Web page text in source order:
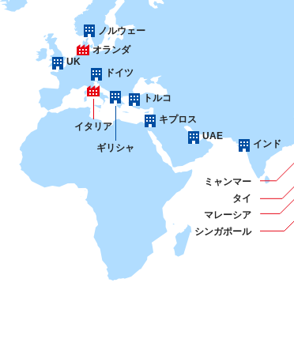
ノルウェー
オランダ
UK
ドイツ
トルコ
キプロス
ギリシャ
イタリア
UAE
インド
ミャンマー
タイ
マレーシア
シンガポール